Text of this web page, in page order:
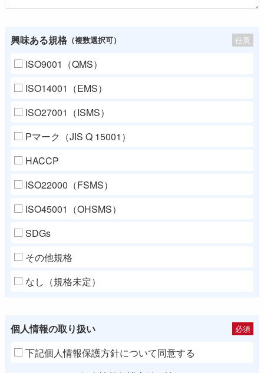
興味ある規格 （複数選択可） 任意
ISO9001（QMS）
ISO14001（EMS）
ISO27001（ISMS）
Pマーク（JIS Q 15001）
HACCP
ISO22000（FSMS）
ISO45001（OHSMS）
SDGs
その他規格
なし（規格未定）
個人情報の取り扱い 必須
下記個人情報保護方針について同意する